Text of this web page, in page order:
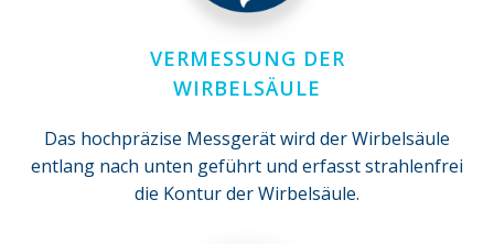
VERMESSUNG DER
WIRBELSÄULE
Das hochpräzise Messgerät wird der Wirbelsäule
entlang nach unten geführt und erfasst strahlenfrei
die Kontur der Wirbelsäule.